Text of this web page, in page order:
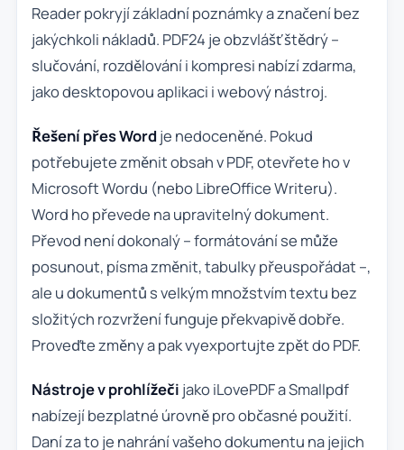
Reader pokryjí základní poznámky a značení bez
jakýchkoli nákladů. PDF24 je obzvlášť štědrý –
slučování, rozdělování i kompresi nabízí zdarma,
jako desktopovou aplikaci i webový nástroj.
Řešení přes Word je nedoceněné. Pokud
potřebujete změnit obsah v PDF, otevřete ho v
Microsoft Wordu (nebo LibreOffice Writeru).
Word ho převede na upravitelný dokument.
Převod není dokonalý – formátování se může
posunout, písma změnit, tabulky přeuspořádat –,
ale u dokumentů s velkým množstvím textu bez
složitých rozvržení funguje překvapivě dobře.
Proveďte změny a pak vyexportujte zpět do PDF.
Nástroje v prohlížeči jako iLovePDF a Smallpdf
nabízejí bezplatné úrovně pro občasné použití.
Daní za to je nahrání vašeho dokumentu na jejich